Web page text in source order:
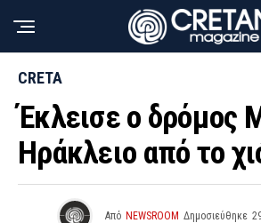
CRETA
Έκλεισε ο δρόμος
Ηράκλειο από το
Από NEWSROOM Δημοσιεύθηκε